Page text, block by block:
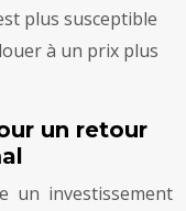
plus susceptible
à un prix plus
un retour
un investissement